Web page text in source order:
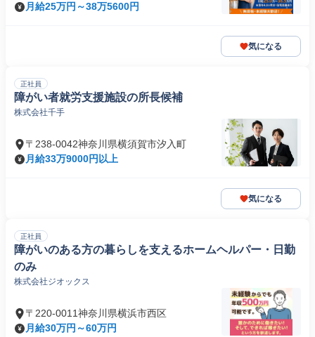
月給25万円～38万5600円
気になる
正社員
障がい者就労支援施設の所長候補
株式会社千手
〒238-0042神奈川県横須賀市汐入町
月給33万9000円以上
気になる
正社員
障がいのある方の暮らしを支えるホームヘルパー・日勤
のみ
株式会社ジオックス
〒220-0011神奈川県横浜市西区
月給30万円～60万円